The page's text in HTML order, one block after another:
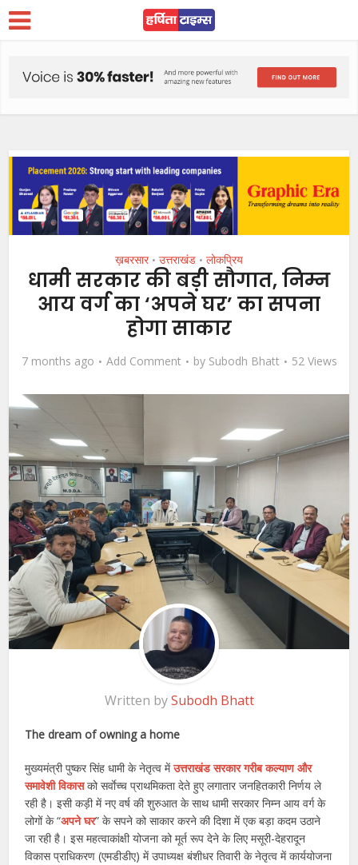
ख़बरसार • उत्तराखंड • लोकप्रिय
धामी सरकार की बड़ी सौगात, निम्न
आय वर्ग का ‘अपने घर’ का सपना
होगा साकार
7 months ago Add Comment by Subodh Bhatt 52 Views
Written bySubodh Bhatt
The dream of owning a home
मुख्यमंत्री पुष्कर सिंह धामी के नेतृत्व मेंउत्तराखंड सरकार गरीब कल्याण और
समावेशी विकासको सर्वाेच्च प्राथमिकता देते हुए लगातार जनहितकारी निर्णय ले
रही है। इसी कड़ी में नए वर्ष की शुरुआत के साथ धामी सरकार निम्न आय वर्ग के
लोगों के “अपने घर” के सपने को साकार करने की दिशा में एक बड़ा कदम उठाने
जा रही है। इस महत्वाकांक्षी योजना को मूर्त रूप देने के लिए मसूरी-देहरादून
विकास प्राधिकरण (एमडीडीए) में उपाध्यक्ष बंशीधर तिवारी के नेतृत्व में कार्ययोजना